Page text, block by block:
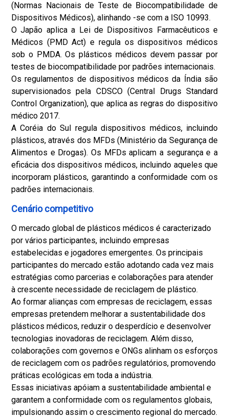
(Normas Nacionais de Teste de Biocompatibilidade de
Dispositivos Médicos), alinhando -se com a ISO 10993.
O Japão aplica a Lei de Dispositivos Farmacêuticos e
Médicos (PMD Act) e regula os dispositivos médicos
sob o PMDA. Os plásticos médicos devem passar por
testes de biocompatibilidade por padrões internacionais.
Os regulamentos de dispositivos médicos da Índia são
supervisionados pela CDSCO (Central Drugs Standard
Control Organization), que aplica as regras do dispositivo
médico 2017.
A Coréia do Sul regula dispositivos médicos, incluindo
plásticos, através dos MFDs (Ministério da Segurança de
Alimentos e Drogas). Os MFDs aplicam a segurança e a
eficácia dos dispositivos médicos, incluindo aqueles que
incorporam plásticos, garantindo a conformidade com os
padrões internacionais.
Cenário competitivo
O mercado global de plásticos médicos é caracterizado
por vários participantes, incluindo empresas
estabelecidas e jogadores emergentes. Os principais
participantes do mercado estão adotando cada vez mais
estratégias como parcerias e colaborações para atender
à crescente necessidade de reciclagem de plástico.
Ao formar alianças com empresas de reciclagem, essas
empresas pretendem melhorar a sustentabilidade dos
plásticos médicos, reduzir o desperdício e desenvolver
tecnologias inovadoras de reciclagem. Além disso,
colaborações com governos e ONGs alinham os esforços
de reciclagem com os padrões regulatórios, promovendo
práticas ecológicas em toda a indústria.
Essas iniciativas apóiam a sustentabilidade ambiental e
garantem a conformidade com os regulamentos globais,
impulsionando assim o crescimento regional do mercado.